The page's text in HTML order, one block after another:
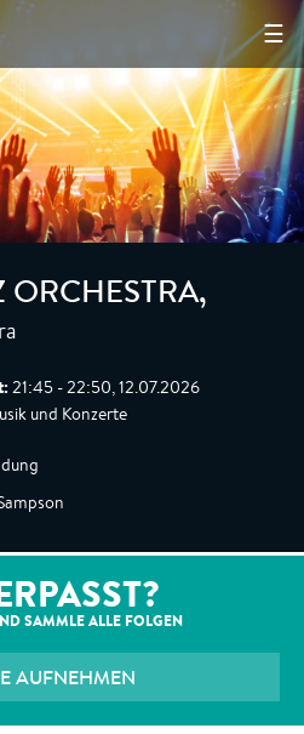
☰
ORCHESTRA,
21:45 - 22:50, 12.07.2026
und Konzerte
SAMMLE ALLE FOLGEN
AUFNEHMEN